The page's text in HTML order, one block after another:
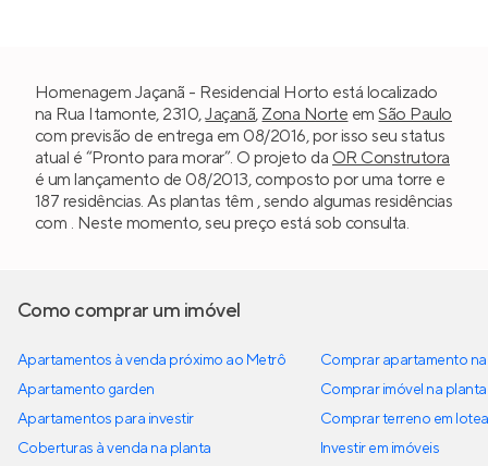
Homenagem Jaçanã - Residencial Horto está localizado
na Rua Itamonte, 2310,Jaçanã, Zona Norte emSão Paulo
com previsão de entrega em 08/2016, por isso seu status
atual é “Pronto para morar”. O projeto da OR Construtora
é um lançamento de 08/2013, composto por uma torre e
187 residências. As plantas têm , sendo algumas residências
com . Neste momento, seu preço está sob consulta.
Como comprar um imóvel
Apartamentos à venda próximo ao Metrô
Apartamento garden
Apartamentos para investir
Coberturas à venda na planta
Comprar apartamento
Comprar imóvel na planta
Comprar terreno em
Investir em imóveis